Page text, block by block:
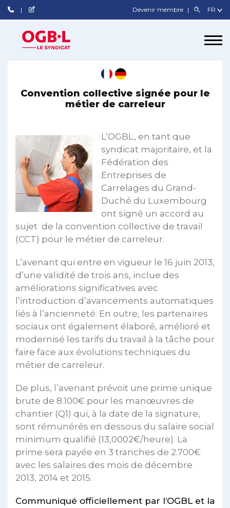
Devenir membre
Convention collective signée pour le
métier de carreleur
L’OGBL, en tant que
syndicat majoritaire, et la
Fédération des
Entreprises de
Carrelages du Grand-
Duché du Luxembourg
ont signé un accord au
sujet de la convention collective de travail
(CCT) pour le métier de carreleur.
L’avenant qui entre en vigueur le 16 juin 2013,
d’une validité de trois ans, inclue des
améliorations significatives avec
l’introduction d’avancements automatiques
liés à l’ancienneté. En outre, les partenaires
sociaux ont également élaboré, amélioré et
modernisé les tarifs du travail à la tâche pour
faire face aux évolutions techniques du
métier de carreleur.
De plus, l’avenant prévoit une prime unique
brute de 8.100€ pour les manœuvres de
chantier (Q1) qui, à la date de la signature,
sont rémunérés en dessous du salaire social
minimum qualifié (13,0002€/heure). La
prime sera payée en 3 tranches de 2.700€
avec les salaires des mois de décembre
2013, 2014 et 2015.
Communiqué officiellement par l’OGBL et la